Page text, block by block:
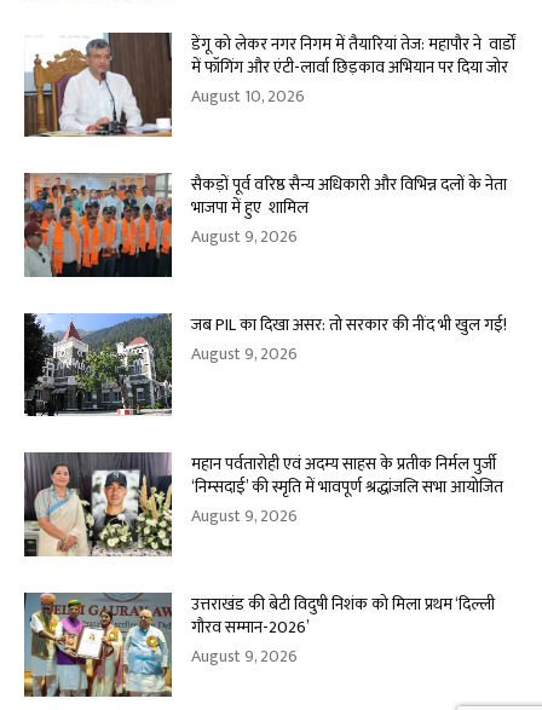
डेंगू को लेकर नगर निगम में तैयारियां तेज: महापौर ने वार्डों
में फॉगिंग और एंटी-लार्वा छिड़काव अभियान पर दिया जोर
August 10, 2026
सैकड़ों पूर्व वरिष्ठ सैन्य अधिकारी और विभिन्न दलों के नेता
भाजपा में हुए शामिल
August 9, 2026
जब PIL का दिखा असर: तो सरकार की नींद भी खुल गई!
August 9, 2026
महान पर्वतारोही एवं अदम्य साहस के प्रतीक निर्मल पुर्जी
‘निम्सदाई’ की स्मृति में भावपूर्ण श्रद्धांजलि सभा आयोजित
August 9, 2026
उत्तराखंड की बेटी विदुषी निशंक को मिला प्रथम ‘दिल्ली
गौरव सम्मान-2026’
August 9, 2026